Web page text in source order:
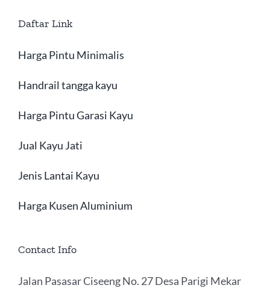
Daftar Link
Harga Pintu Minimalis
Handrail tangga kayu
Harga Pintu Garasi Kayu
Jual Kayu Jati
Jenis Lantai Kayu
Harga Kusen Aluminium
Contact Info
Jalan Pasasar Ciseeng No. 27 Desa Parigi Mekar